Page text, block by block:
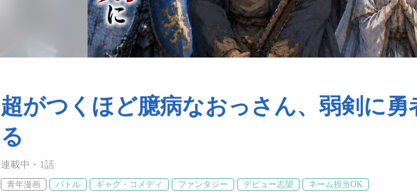
超がつくほど臆病なおっさん、弱剣に勇
る
連載中 ・ 1話
青年漫画 バトル ギャグ・コメディ ファンタジー デビュー志望 ネーム担当OK